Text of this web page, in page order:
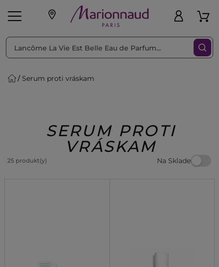
pleť Líčenie Vône
Beauty
Serum proti vráskam
SERUM PROTI
VRÁSKAM
25 produkt(y) Na Sklade
Triediť podľa Filtrovať